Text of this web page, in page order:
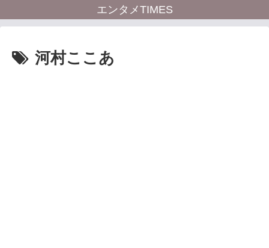
エンタメTIMES
河村ここあ